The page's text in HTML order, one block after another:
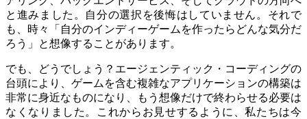
と進みました。自分の選択を後悔はしていません。それで
も、時々「自分のインディーゲームを作ったらどんな気分だ
ろう」と想像することがあります。
でも、どうでしょう？エージェンティック・コーディングの
台頭により、ゲームを含む複雑なアプリケーションの構築は
非常に身近なものになり、もう想像だけで終わらせる必要は
なくなりました。これからお見せするように、私たちは今